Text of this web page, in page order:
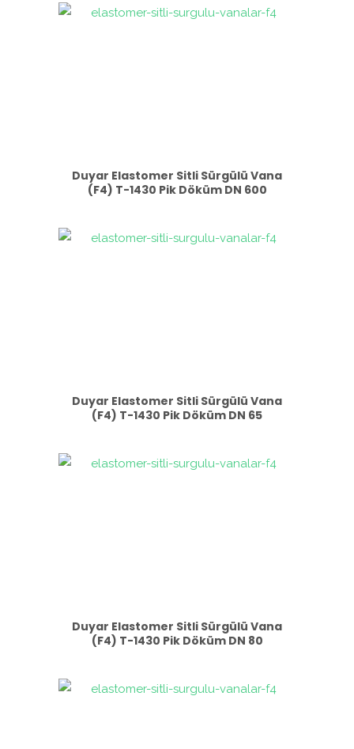
Duyar Elastomer Sitli Sürgülü Vana
(F4) T-1430 Pik Döküm DN 600
Duyar Elastomer Sitli Sürgülü Vana
(F4) T-1430 Pik Döküm DN 65
Duyar Elastomer Sitli Sürgülü Vana
(F4) T-1430 Pik Döküm DN 80